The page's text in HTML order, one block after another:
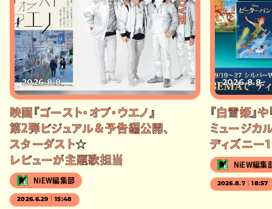
2026.8.8
映画『ゴースト・オブ・ウエノ』
第2弾ビジュアル＆予告編公開、
スターダスト☆
レビューが主題歌担当
NiEW編集部
2026.6.29｜15:48
2026.8.8
『白雪姫』
ミュージカル
ディズニー
NiEW編集
2026.8.7｜18:57